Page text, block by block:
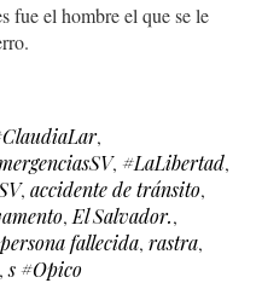
fue el hombre el que se le
,
, #LaLibertad,
, accidente de tránsito,
, El Salvador.,
persona fallecida, rastra,
,s #Opico